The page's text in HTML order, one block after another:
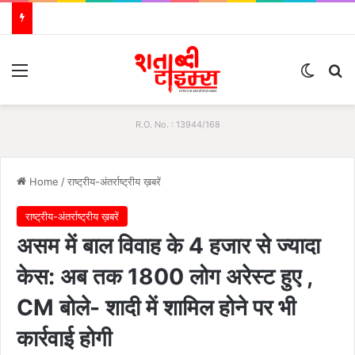
R.O. No. : 13944/168
Home /राष्ट्रीय-अंतर्राष्ट्रीय ख़बरें
राष्ट्रीय-अंतर्राष्ट्रीय ख़बरें
असम में बाल विवाह के 4 हजार से ज्यादा
केस: अब तक 1800 लोग अरेस्ट हुए ,
CM बोले- शादी में शामिल होने पर भी
कार्रवाई होगी